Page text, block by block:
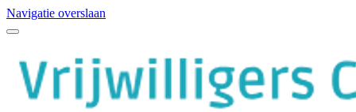
Navigatie overslaan